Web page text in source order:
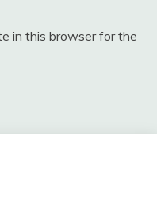
in this browser for the